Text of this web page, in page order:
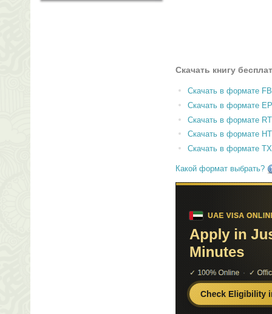
Скачать книгу
Скачать в формате
Скачать в формате
Скачать в формате
Скачать в формате
Скачать в формате
Какой формат выбрать?